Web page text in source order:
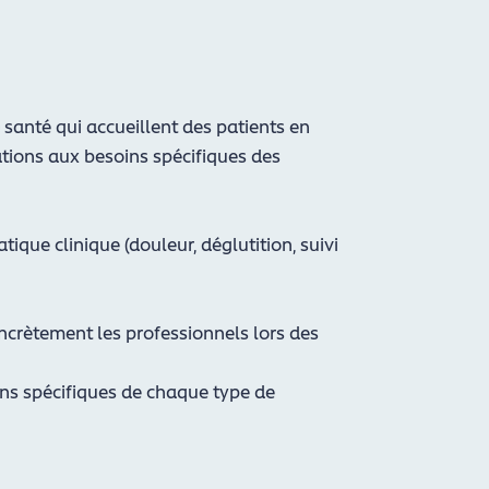
santé qui accueillent des patients en
aux besoins spécifiques des
clinique (douleur, déglutition, suivi
les professionnels lors des
spécifiques de chaque type de